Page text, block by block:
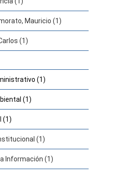
Mauricio (1)
(1)
(1)
(1)
(1)
(1)
Información (1)